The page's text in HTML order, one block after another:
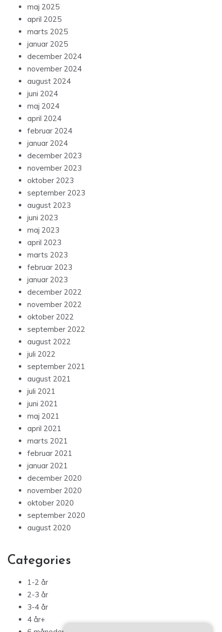
maj 2025
april 2025
marts 2025
januar 2025
december 2024
november 2024
august 2024
juni 2024
maj 2024
april 2024
februar 2024
januar 2024
december 2023
november 2023
oktober 2023
september 2023
august 2023
juni 2023
maj 2023
april 2023
marts 2023
februar 2023
januar 2023
december 2022
november 2022
oktober 2022
september 2022
august 2022
juli 2022
september 2021
august 2021
juli 2021
juni 2021
maj 2021
april 2021
marts 2021
februar 2021
januar 2021
december 2020
november 2020
oktober 2020
september 2020
august 2020
Categories
1-2 år
2-3 år
3-4 år
4 år+